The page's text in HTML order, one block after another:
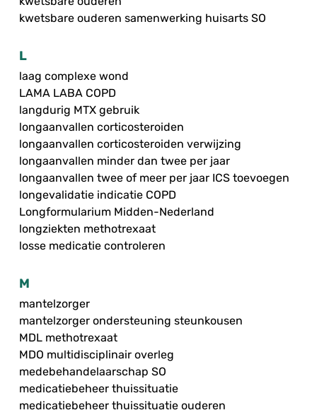
kwetsbare ouderen samenwerking huisarts SO
L
laag complexe wond
LAMA LABA COPD
langdurig MTX gebruik
longaanvallen corticosteroiden
longaanvallen corticosteroiden verwijzing
longaanvallen minder dan twee per jaar
longaanvallen twee of meer per jaar ICS toevoegen
longevalidatie indicatie COPD
Longformularium Midden-Nederland
longziekten methotrexaat
losse medicatie controleren
M
mantelzorger
mantelzorger ondersteuning steunkousen
MDL methotrexaat
MDO multidisciplinair overleg
medebehandelaarschap SO
medicatiebeheer thuissituatie
medicatiebeheer thuissituatie ouderen